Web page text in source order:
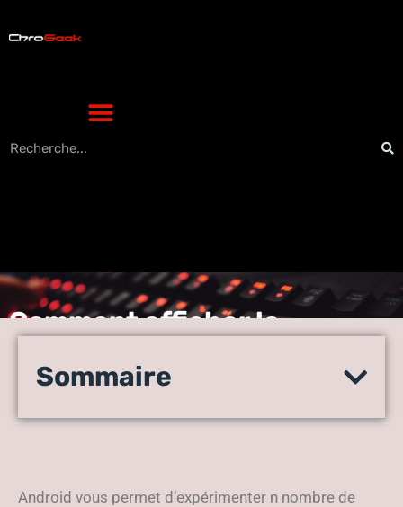
Comment afficher la
dans la barre d’état |
du CPU
Sommaire
Android vous permet d’expérimenter n nombre de